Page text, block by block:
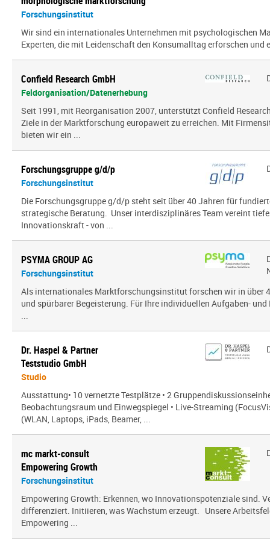
Forschungsinstitut
Wir sind ein inter­na­tio­nales Unternehmen mit psy­cho­lo­gi­schen
Experten, die mit Leidenschaft den Konsumalltag erfor­schen und
Confield Research GmbH
Feldorganisation/Datenerhebung
Seit 1991, mit Reorganisation 2007, unterstützt Confield
Ziele in der Marktforschung europaweit zu erreichen. Mit
bieten wir ein ...
Forschungsgruppe g/d/p
Forschungsinstitut
Die Forschungsgruppe g/d/p steht seit über 40 Jahren für
strategische Beratung. Unser interdisziplinäres Team vereint
Innovationskraft - von ...
PSYMA GROUP AG
Forschungsinstitut
Als internationales Marktforschungsinstitut forschen wir in über
und spürbarer Begeisterung. Für Ihre individuellen Aufgaben-
...
Dr. Haspel & Partner
Teststudio GmbH
Studio
Ausstattung• 10 vernetzte Testplätze • 2
Beobachtungsraum und Einwegspiegel • Live-Streaming
(WLAN, Laptops, iPads, Beamer, ...
mc markt-consult
Empowering Growth
Forschungsinstitut
Empowering Growth: Erkennen, wo Innovationspotenziale sind.
differenziert. Initiieren, was Wachstum erzeugt. Unsere
Empowering ...